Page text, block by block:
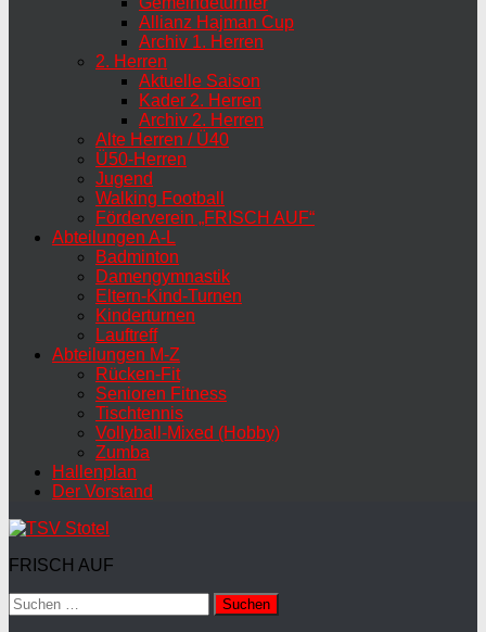
Allianz Hajman Cup
Archiv 1. Herren
2. Herren
Aktuelle Saison
Kader 2. Herren
Archiv 2. Herren
Alte Herren / Ü40
Ü50-Herren
Jugend
Walking Football
Förderverein „FRISCH AUF“
Abteilungen A-L
Badminton
Damengymnastik
Eltern-Kind-Turnen
Kinderturnen
Lauftreff
Abteilungen M-Z
Rücken-Fit
Senioren Fitness
Tischtennis
Vollyball-Mixed (Hobby)
Zumba
Hallenplan
Der Vorstand
FRISCH AUF
Suchen
nach: